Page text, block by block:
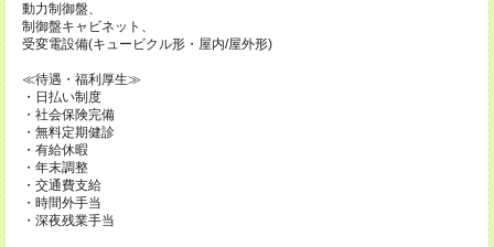
動力制御盤、
制御盤キャビネット、
受変電設備(キュービクル形・屋内/屋外形)
≪待遇・福利厚生≫
・日払い制度
・社会保険完備
・無料定期健診
・有給休暇
・年末調整
・交通費支給
・時間外手当
・深夜残業手当